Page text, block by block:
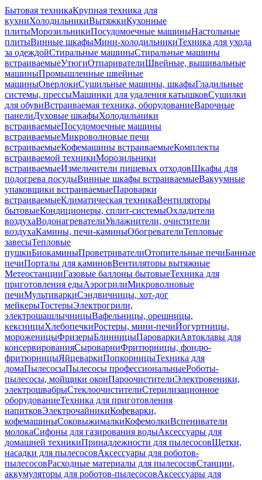
Бытовая техникаКрупная техника для
кухниХолодильникиВытяжкиКухонные
плитыМорозильникиПосудомоечные машиныНастольные
плитыВинные шкафыМини-холодильникиТехника для ухода
за одеждойСтиральные машиныСтиральные машины
встраиваемыеУтюгиОтпаривателиШвейные, вышивальные
машиныПромышленные швейные
машиныОверлокиСушильные машины, шкафыГладильные
системы, прессыМашинки для удаления катышковСушилки
для обувиВстраиваемая техника, оборудованиеВарочные
панелиДуховые шкафыХолодильники
встраиваемыеПосудомоечные машины
встраиваемыеМикроволновые печи
встраиваемыеКофемашины встраиваемыеКомплекты
встраиваемой техникиМорозильники
встраиваемыеИзмельчители пищевых отходовШкафы для
подогрева посудыВинные шкафы встраиваемыеВакуумные
упаковщики встраиваемыеПароварки
встраиваемыеКлиматическая техникаВентиляторы
бытовыеКондиционеры, сплит-системыОхладители
воздухаВодонагревателиУвлажнители, очистители
воздухаКамины, печи-каминыОбогревателиТепловые
завесыТепловые
пушкиБиокаминыПроветривателиОтопительные печиБанные
печиПорталы для каминовВентиляторы вытяжные
МетеостанцииГазовые баллоны бытовыеТехника для
приготовления едыАэрогрилиМикроволновые
печиМультиваркиСэндвичницы, хот-дог
мейкерыТостерыЭлектрогрили,
электрошашлычницыВафельницы, орешницы,
кексницыХлебопечкиРостеры, мини-печиЙогуртницы,
мороженицыФризерыБлинницыПароваркиАвтоклавы для
консервированияСыроварниФритюрницы, фондю-
фритюрницыЯйцеваркиПопкорницыТехника для
домаПылесосыПылесосы профессиональныеРоботы-
пылесосы, мойщики оконПароочистителиЭлектровеники,
электрошвабрыСтеклоочистителиСтерилизационное
оборудованиеТехника для приготовления
напитковЭлектрочайникиКофеварки,
кофемашиныСоковыжималкиКофемолкиВспениватели
молокаСифоны для газирования водыАксессуары для
домашней техникиПринадлежности для пылесосовЩетки,
насадки для пылесосовАксессуары для роботов-
пылесосовРасходные материалы для пылесосовСтанции,
аккумуляторы для роботов-пылесосовАксессуары для